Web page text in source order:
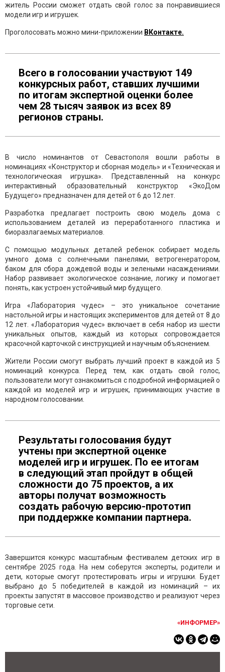
житель России сможет отдать свой голос за понравившиеся
модели игр и игрушек.
Проголосовать можно мини-приложении ВКонтакте.
Всего в голосовании участвуют 149
конкурсных работ, ставших лучшими
по итогам экспертной оценки более
чем 28 тысяч заявок из всех 89
регионов страны.
В число номинантов от Севастополя вошли работы в
номинациях «Конструктор и сборная модель» и «Техническая и
технологическая игрушка». Представленный на конкурс
интерактивный образовательный конструктор «ЭкоДом
Будущего» предназначен для детей от 6 до 12 лет.
Разработка предлагает построить свою модель дома с
использованием деталей из переработанного пластика и
биоразлагаемых материалов.
С помощью модульных деталей ребенок собирает модель
умного дома с солнечными панелями, ветрогенератором,
баком для сбора дождевой воды и зелеными насаждениями.
Набор развивает экологическое сознание, логику и помогает
понять, как устроен устойчивый мир будущего.
Игра «Лаборатория чудес» – это уникальное сочетание
настольной игры и настоящих экспериментов для детей от 8 до
12 лет. «Лаборатория чудес» включает в себя набор из шести
уникальных опытов, каждый из которых сопровождается
красочной карточкой с инструкцией и научным объяснением.
Жители России смогут выбрать лучший проект в каждой из 5
номинаций конкурса. Перед тем, как отдать свой голос,
пользователи могут ознакомиться с подробной информацией о
каждой из моделей игр и игрушек, принимающих участие в
народном голосовании.
Результаты голосования будут
учтены при экспертной оценке
моделей игр и игрушек. По ее итогам
в следующий этап пройдут в общей
сложности до 75 проектов, а их
авторы получат возможность
создать рабочую версию-прототип
при поддержке компании партнера.
Завершится конкурс масштабным фестивалем детских игр в
сентябре 2025 года. На нем соберутся эксперты, родители и
дети, которые смогут протестировать игры и игрушки. Будет
выбрано до 5 победителей в каждой из номинаций – их
проекты запустят в массовое производство и реализуют через
торговые сети.
«ИНФОРМЕР»